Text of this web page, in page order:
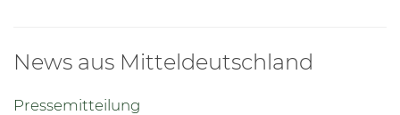
News aus Mitteldeutschland
Pressemitteilung